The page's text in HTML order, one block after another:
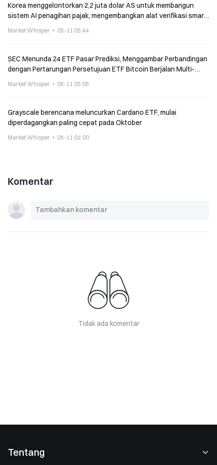
Korea menggelontorkan 2,2 juta dolar AS untuk membangun
sistem AI penagihan pajak, mengembangkan alat verifikasi smart
Market Whisper 05-11 05:44
SEC Menunda 24 ETF Pasar Prediksi, Menggambar Perbandingan
dengan Pertarungan Persetujuan ETF Bitcoin Berjalan Multi-
Market Whisper 05-11 05:05
Grayscale berencana meluncurkan Cardano ETF, mulai
diperdagangkan paling cepat pada Oktober
Market Whisper 05-11 02:00
Komentar
Tidak ada komentar
Tentang